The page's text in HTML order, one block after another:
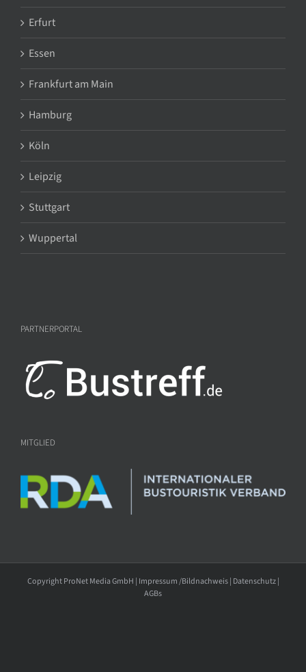
Erfurt
Essen
Frankfurt am Main
Hamburg
Köln
Leipzig
Stuttgart
Wuppertal
PARTNERPORTAL
MITGLIED
Copyright ProNet Media GmbH | Impressum /Bildnachweis| Datenschutz|
AGBs